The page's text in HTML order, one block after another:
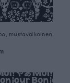
mustavalkoinen